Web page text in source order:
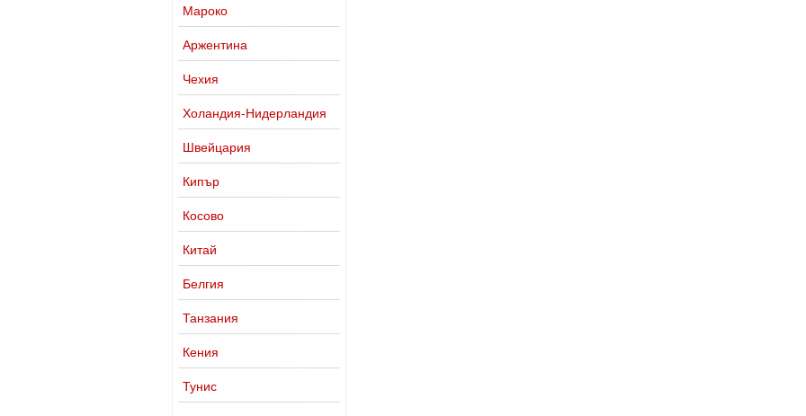
Мароко
Аржентина
Чехия
Холандия-Нидерландия
Швейцария
Кипър
Косово
Китай
Белгия
Танзания
Кения
Тунис